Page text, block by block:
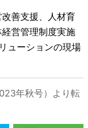
善支援、人材育
営管理制度実施
ューションの現場
年秋号）より転